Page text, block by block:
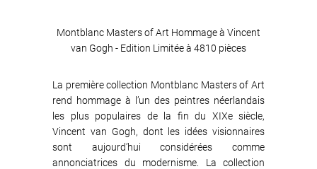
Montblanc Masters of Art Hommage à Vincent
van Gogh - Edition Limitée à 4810 pièces
La première collection Montblanc Masters of Art
rend hommage à l’un des peintres néerlandais
les plus populaires de la fin du XIXe siècle,
Vincent van Gogh, dont les idées visionnaires
sont aujourd’hui considérées comme
annonciatrices du modernisme. La collection